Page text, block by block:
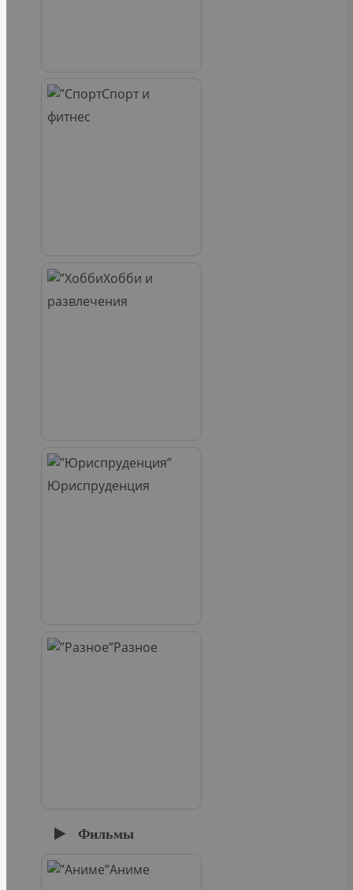
Спорт и
фитнес
Хобби и
развлечения
Юриспруденция
Разное
Фильмы
Аниме